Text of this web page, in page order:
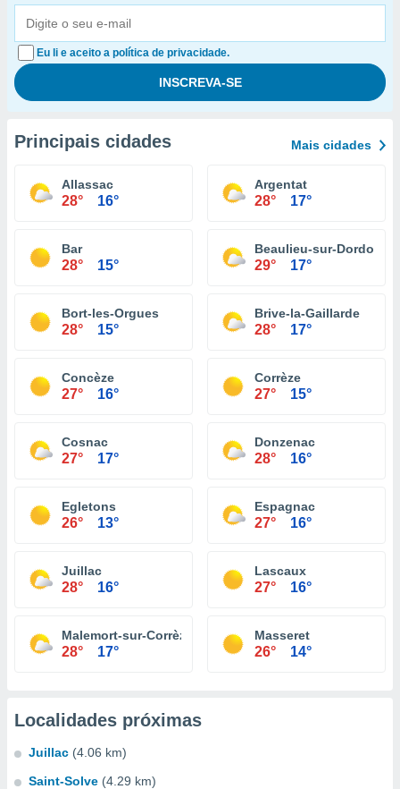
Eu li e aceito a política de privacidade.
Principais cidades Mais cidades
Allassac
28° 16°
Argentat
28° 17°
Bar
28° 15°
Beaulieu-sur-Dordogne
29° 17°
Bort-les-Orgues
28° 15°
Brive-la-Gaillarde
28° 17°
Concèze
27° 16°
Corrèze
27° 15°
Cosnac
27° 17°
Donzenac
28° 16°
Egletons
26° 13°
Espagnac
27° 16°
Juillac
28° 16°
Lascaux
27° 16°
Malemort-sur-Corrèze
28° 17°
Masseret
26° 14°
Localidades próximas
Juillac (4.06 km)
Saint-Solve (4.29 km)